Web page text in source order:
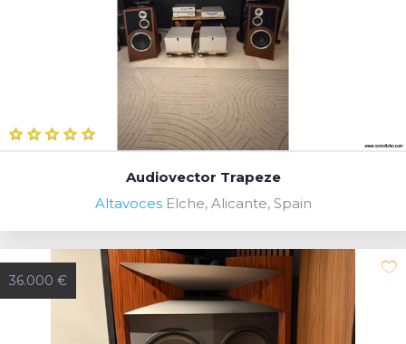
Audiovector Trapeze
Altavoces Elche, Alicante, Spain
36.000 €